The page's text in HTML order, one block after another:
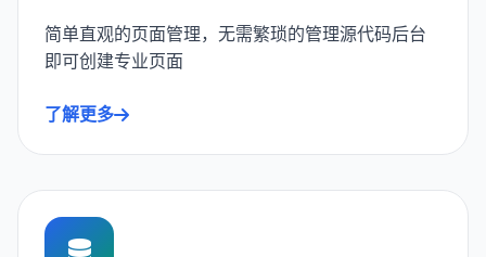
简单直观的页面管理，无需繁琐的管理源代码后台
即可创建专业页面
了解更多